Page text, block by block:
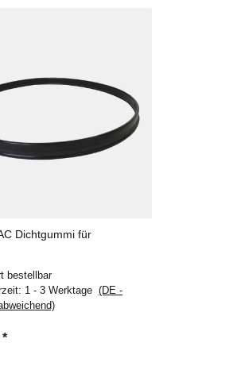
Dichtgummi für
bestellbar
1 - 3 Werktage(DE -
*